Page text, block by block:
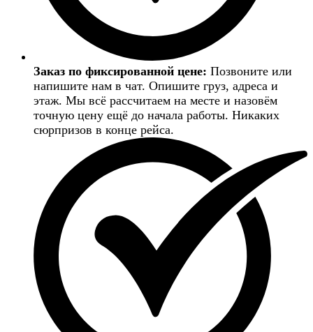
Заказ по фиксированной цене: Позвоните или
напишите нам в чат. Опишите груз, адреса и
этаж. Мы всё рассчитаем на месте и назовём
точную цену ещё до начала работы. Никаких
сюрпризов в конце рейса.